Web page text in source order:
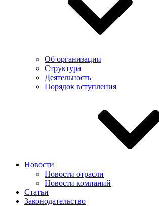
Об организации
Структура
Деятельность
Порядок вступления
Новости
Новости отрасли
Новости компаний
Статьи
Законодательство